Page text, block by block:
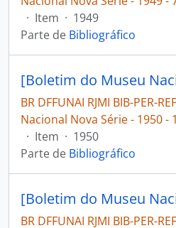
· Item · 1949
Parte de Bibliográfico
BR DFFUNAI RJMI BIB-PER-
Nacional Nova Série - 1950 -
· Item · 1950
Parte de Bibliográfico
BR DFFUNAI RJMI BIB-PER-